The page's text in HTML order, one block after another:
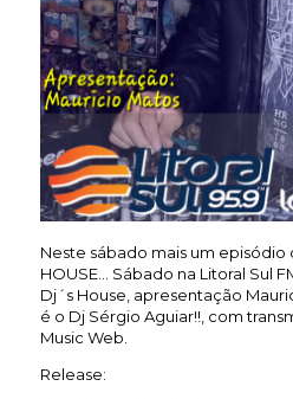
Neste sábado mais um episódio
HOUSE… Sábado na Litoral Sul
Dj´s House, apresentação
é o Dj Sérgio Aguiar!!, com
Music Web.
Release: